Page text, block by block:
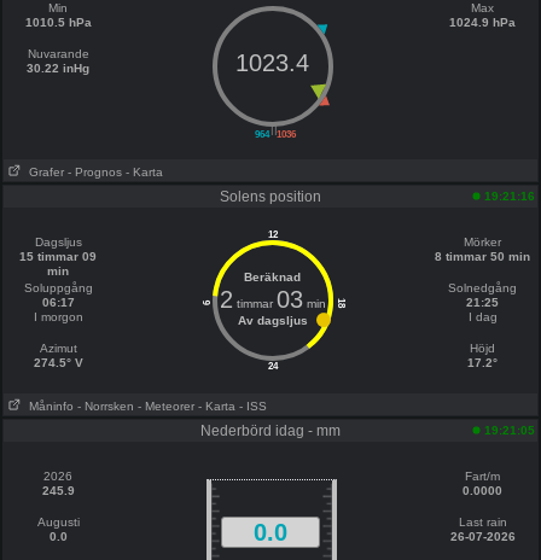
Min
1010.5 hPa
Nuvarande
30.22 inHg
||
964 1036
1023.4
Max
1024.9 hPa
Grafer - Prognos - Karta
Solens position 19:21:16
Dagsljus
15 timmar 09
min
Soluppgång
06:17
I morgon
Azimut
274.5° V
12
24
6 18
Beräknad
2 timmar 03min
Av dagsljus
Mörker
8 timmar 50 min
Solnedgång
21:25
I dag
Höjd
17.2°
Måninfo - Norrsken - Meteorer - Karta - ISS
Nederbörd idag - mm 19:21:05
2026
245.9
Augusti
0.0
0.0
Fart/m
0.0000
Last rain
26-07-2026